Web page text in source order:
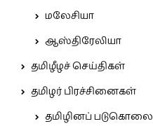
மலேசியா
ஆஸ்திரேலியா
தமிழீழச் செய்திகள்
தமிழர் பிரச்சினைகள்
தமிழினப் படுகொலை